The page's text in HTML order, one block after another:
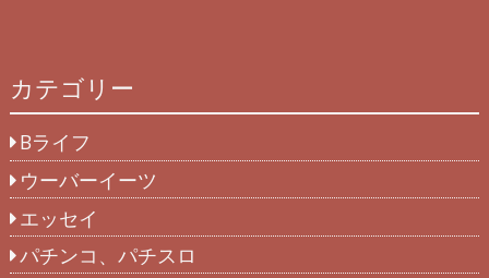
カテゴリー
Bライフ
ウーバーイーツ
エッセイ
パチンコ、パチスロ